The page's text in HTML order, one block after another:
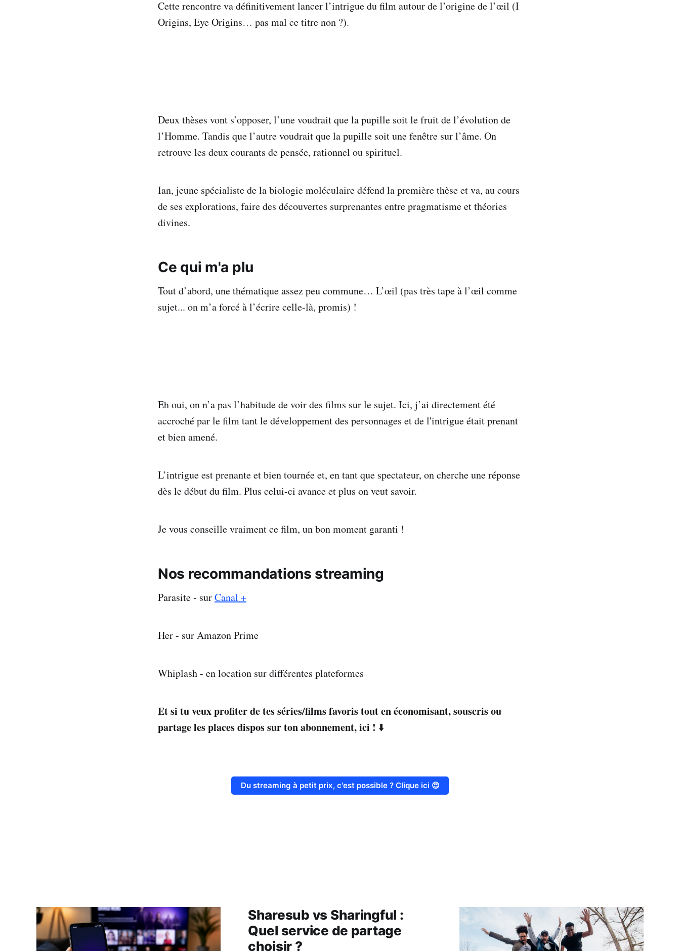
Cette rencontre va définitivement lancer l’intrigue du film autour de l’origine de l’œil (I
Origins, Eye Origins… pas mal ce titre non ?).
Deux thèses vont s’opposer, l’une voudrait que la pupille soit le fruit de l’évolution de
l’Homme. Tandis que l’autre voudrait que la pupille soit une fenêtre sur l’âme. On
retrouve les deux courants de pensée, rationnel ou spirituel.
Ian, jeune spécialiste de la biologie moléculaire défend la première thèse et va, au cours
de ses explorations, faire des découvertes surprenantes entre pragmatisme et théories
divines.
Ce qui m'a plu
Tout d’abord, une thématique assez peu commune… L’œil (pas très tape à l’œil comme
sujet... on m’a forcé à l’écrire celle-là, promis) !
Eh oui, on n’a pas l’habitude de voir des films sur le sujet. Ici, j’ai directement été
accroché par le film tant le développement des personnages et de l'intrigue était prenant
et bien amené.
L’intrigue est prenante et bien tournée et, en tant que spectateur, on cherche une réponse
dès le début du film. Plus celui-ci avance et plus on veut savoir.
Je vous conseille vraiment ce film, un bon moment garanti !
Nos recommandations streaming
Parasite - surCanal +
Her - sur Amazon Prime
Whiplash - en location sur différentes plateformes
Et si tu veux profiter de tes séries/films favoris tout en économisant, souscris ou
partage les places dispos sur ton abonnement, ici ! ⬇️
Du streaming à petit prix, c'est possible ? Clique ici 😍
Sharesub vs Sharingful :
Quel service de partage
choisir ?